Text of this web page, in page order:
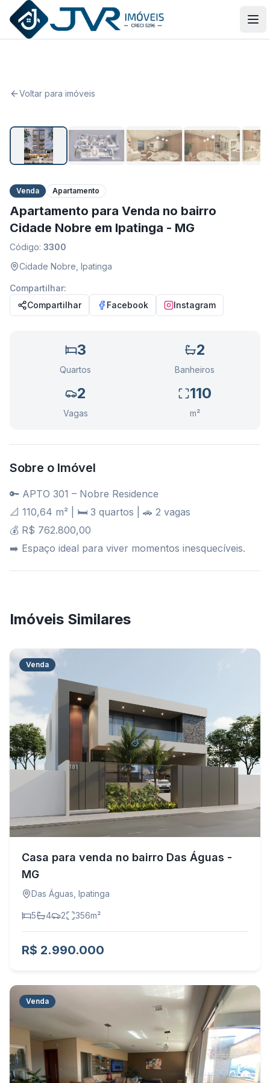
JVR Imóveis
Voltar para imóveis
Venda Apartamento
Apartamento para Venda no bairro
Cidade Nobre em Ipatinga - MG
Código: 3300
Cidade Nobre Ipatinga
Compartilhar:
Compartilhar
Facebook Instagram
3
Quartos
2
Banheiros
2
Vagas
110
m²
Sobre o Imóvel
🔑 APTO 301 – Nobre Residence
📐 110,64 m² | 🛏️ 3 quartos | 🚗 2 vagas
💰 R$ 762.800,00
➡️ Espaço ideal para viver momentos inesquecíveis.
Imóveis Similares
Venda
Casa para venda no bairro Das Águas -
MG
Das Águas Ipatinga
5 4 2 356m²
R$ 2.990.000
Venda